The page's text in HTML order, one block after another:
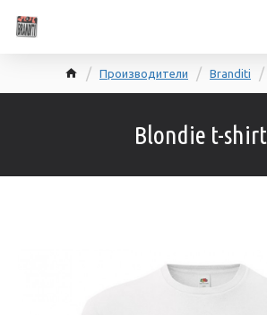
Производители Branditi
Blondie t-shirt